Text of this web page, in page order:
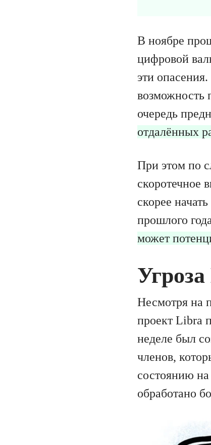
В ноябре
цифровой
эти
возможность
очередь
отдалённых
При этом по
скоротечное
скорее
прошлого
может
Несмотря на
проект Libra
неделе был
членов,
состоянию
обработано